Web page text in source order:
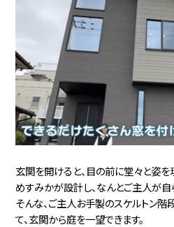
玄関を開けると、目の前に堂々と姿
めすみかが設計し、なんとご主人が自
そんな、ご主人お手製のスケルトン
て、玄関から庭を一望できます。